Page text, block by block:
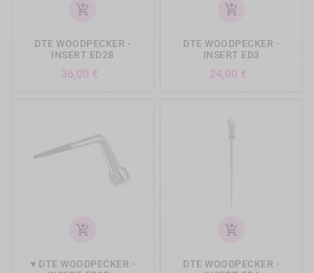
add_shopping_cart
DTE WOODPECKER -
INSERT ED28
36,00 €
add_shopping_cart
DTE WOODPECKER -
INSERT ED3
24,00 €
add_shopping_cart
♥ DTE WOODPECKER -
add_shopping_cart
DTE WOODPECKER -